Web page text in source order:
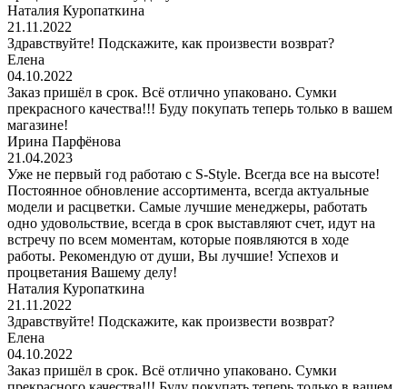
Наталия Куропаткина
21.11.2022
Здравствуйте! Подскажите, как произвести возврат?
Елена
04.10.2022
Заказ пришёл в срок. Всё отлично упаковано. Сумки
прекрасного качества!!! Буду покупать теперь только в вашем
магазине!
Ирина Парфёнова
21.04.2023
Уже не первый год работаю с S-Style. Всегда все на высоте!
Постоянное обновление ассортимента, всегда актуальные
модели и расцветки. Самые лучшие менеджеры, работать
одно удовольствие, всегда в срок выставляют счет, идут на
встречу по всем моментам, которые появляются в ходе
работы. Рекомендую от души, Вы лучшие! Успехов и
процветания Вашему делу!
Наталия Куропаткина
21.11.2022
Здравствуйте! Подскажите, как произвести возврат?
Елена
04.10.2022
Заказ пришёл в срок. Всё отлично упаковано. Сумки